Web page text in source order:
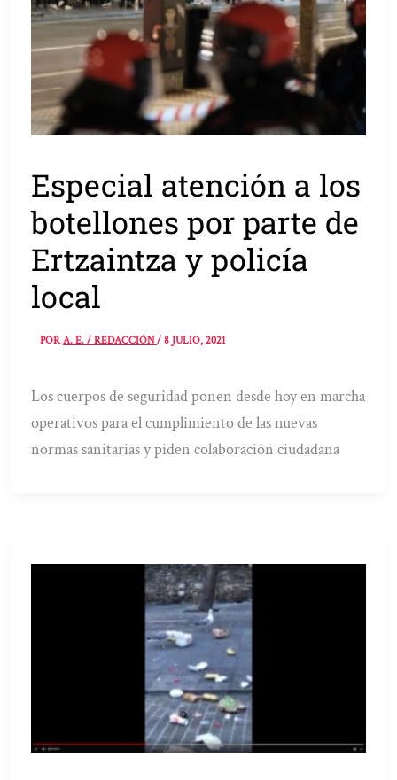
Especial atención a los
botellones por parte de
Ertzaintza y policía
local
PORA. E. / REDACCIÓN/8 JULIO, 2021
Los cuerpos de seguridad ponen desde hoy en marcha
operativos para el cumplimiento de las nuevas
normas sanitarias y piden colaboración ciudadana